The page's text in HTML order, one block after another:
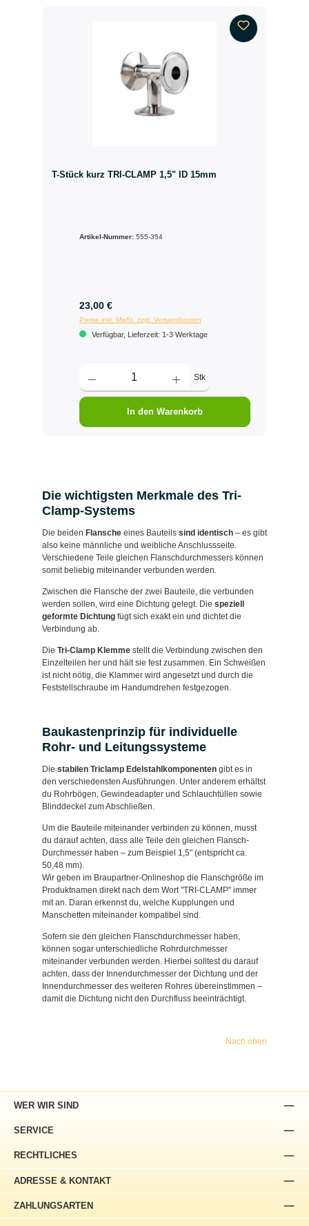
T-Stück kurz TRI-CLAMP 1,5" ID 15mm
Artikel-Nummer: 555-354
23,00 €
Preise inkl. MwSt. zzgl. Versandkosten
Verfügbar, Lieferzeit: 1-3 Werktage
Stk
In den Warenkorb
Die wichtigsten Merkmale des Tri-
Clamp-Systems
Die beiden Flansche eines Bauteils sind identisch – es gibt
also keine männliche und weibliche Anschlussseite.
Verschiedene Teile gleichen Flanschdurchmessers können
somit beliebig miteinander verbunden werden.
Zwischen die Flansche der zwei Bauteile, die verbunden
werden sollen, wird eine Dichtung gelegt. Die speziell
geformte Dichtung fügt sich exakt ein und dichtet die
Verbindung ab.
Die Tri-Clamp Klemme stellt die Verbindung zwischen den
Einzelteilen her und hält sie fest zusammen. Ein Schweißen
ist nicht nötig, die Klammer wird angesetzt und durch die
Feststellschraube im Handumdrehen festgezogen.
Baukastenprinzip für individuelle
Rohr- und Leitungssysteme
Die stabilen Triclamp Edelstahlkomponenten gibt es in
den verschiedensten Ausführungen. Unter anderem erhältst
du Rohrbögen, Gewindeadapter und Schlauchtüllen sowie
Blinddeckel zum Abschließen.
Um die Bauteile miteinander verbinden zu können, musst
du darauf achten, dass alle Teile den gleichen Flansch-
Durchmesser haben – zum Beispiel 1,5" (entspricht ca.
50,48 mm).
Wir geben im Braupartner-Onlineshop die Flanschgröße im
Produktnamen direkt nach dem Wort "TRI-CLAMP" immer
mit an. Daran erkennst du, welche Kupplungen und
Manschetten miteinander kompatibel sind.
Sofern sie den gleichen Flanschdurchmesser haben,
können sogar unterschiedliche Rohrdurchmesser
miteinander verbunden werden. Hierbei solltest du darauf
achten, dass der Innendurchmesser der Dichtung und der
Innendurchmesser des weiteren Rohres übereinstimmen –
damit die Dichtung nicht den Durchfluss beeinträchtigt.
Nach oben
ADRESSE & KONTAKT
WER WIR SIND
SERVICE
RECHTLICHES
ZAHLUNGSARTEN